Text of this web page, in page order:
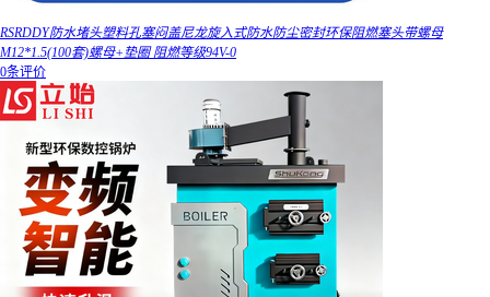
RSRDDY防水堵头塑料孔塞闷盖尼龙旋入式防水防尘密封环保阻燃塞头带螺母
M12*1.5(100套)螺母+垫圈 阻燃等级94V-0
0条评价